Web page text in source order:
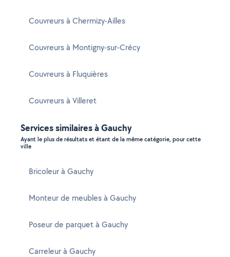
Couvreurs à Chermizy-Ailles
Couvreurs à Montigny-sur-Crécy
Couvreurs à Fluquières
Couvreurs à Villeret
Services similaires à Gauchy
Ayant le plus de résultats et étant de la même catégorie, pour cette
ville
Bricoleur à Gauchy
Monteur de meubles à Gauchy
Poseur de parquet à Gauchy
Carreleur à Gauchy